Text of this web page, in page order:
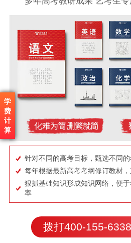
针对不同的高考目标，甄选不同的
每年根据最新高考考纲修订教材
狠抓基础知识形成知识网络，便
率
拨打400-155-
学
费
计
算